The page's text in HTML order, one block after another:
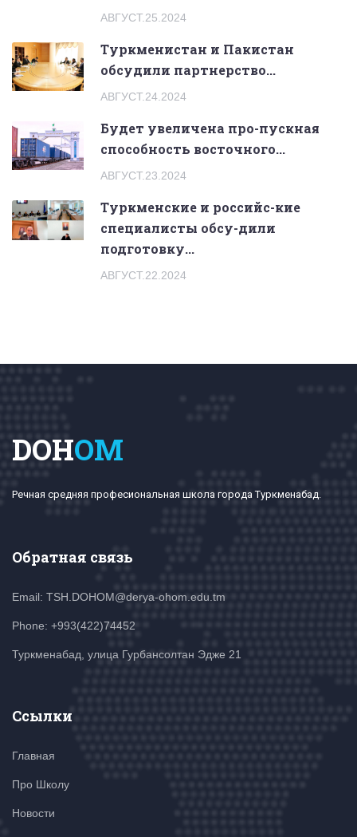
АВГУСТ.25.2024
Туркменистан и Пакистан
обсудили партнерство...
АВГУСТ.24.2024
Будет увеличена про-пускная
способность восточного...
АВГУСТ.23.2024
Туркменские и российс-кие
специалисты обсу-дили
подготовку...
АВГУСТ.22.2024
DOHOM
Речная средняя професиональная школа города Туркменабад.
Обратная связь
Email: TSH.DOHOM@derya-ohom.edu.tm
Phone: +993(422)74452
Туркменабад, улица Гурбансолтан Эдже 21
Ссылки
Главная
Про Школу
Новости